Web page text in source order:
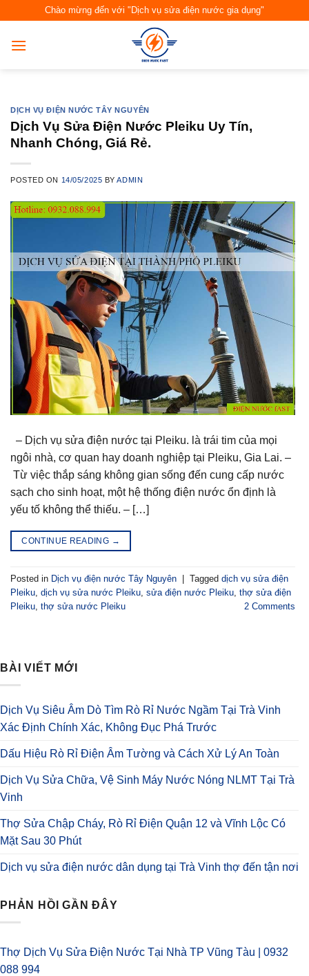
content
Chào mừng đến với "Dịch vụ sửa điện nước gia dụng"
DỊCH VỤ ĐIỆN NƯỚC TÂY NGUYÊN
Dịch Vụ Sửa Điện Nước Pleiku Uy Tín,
Nhanh Chóng, Giá Rẻ.
POSTED ON 14/05/2025 BYADMIN
– Dịch vụ sửa điện nước tại Pleiku. là trái tim của mọi
ngôi nhà, cơ quan hay doanh nghiệp tại Pleiku, Gia Lai. –
Từ việc thắp sáng không gian sống đến cung cấp nước
sạch cho sinh hoạt, một hệ thống điện nước ổn định là
yếu tố không thể thiếu. – […]
CONTINUE READING →
Posted in Dịch vụ điện nước Tây Nguyên | Tagged dịch vụ sửa điện
Pleiku dịch vụ sửa nước Pleiku sửa điện nước Pleiku thợ sửa điện
Pleiku thợ sửa nước Pleiku 2 Comments
BÀI VIẾT MỚI
Dịch Vụ Siêu Âm Dò Tìm Rò Rỉ Nước Ngầm Tại Trà Vinh
Xác Định Chính Xác, Không Đục Phá Trước
Dấu Hiệu Rò Rỉ Điện Âm Tường và Cách Xử Lý An Toàn
Dịch Vụ Sửa Chữa, Vệ Sinh Máy Nước Nóng NLMT Tại Trà
Vinh
Thợ Sửa Chập Cháy, Rò Rỉ Điện Quận 12 và Vĩnh Lộc Có
Mặt Sau 30 Phút
Dịch vụ sửa điện nước dân dụng tại Trà Vinh thợ đến tận nơi
PHẢN HỒI GẦN ĐÂY
Thợ Dịch Vụ Sửa Điện Nước Tại Nhà TP Vũng Tàu | 0932
088 994